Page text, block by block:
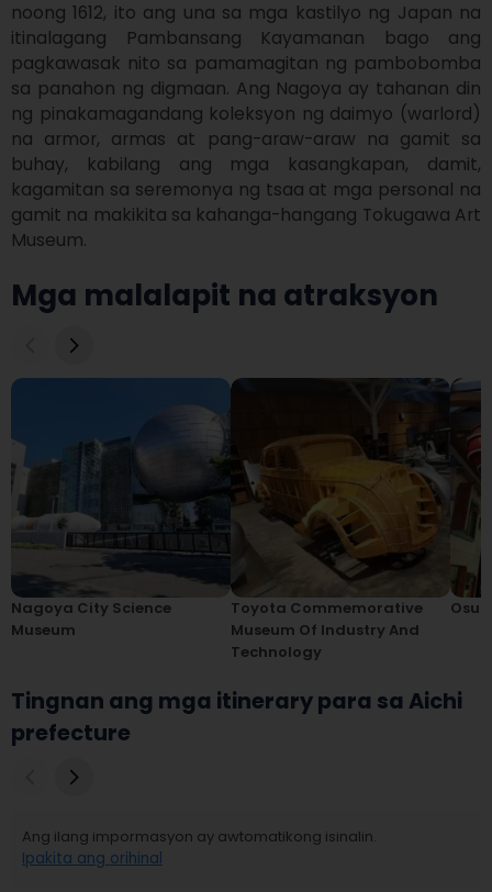
noong 1612, ito ang una sa mga kastilyo ng Japan na
itinalagang Pambansang Kayamanan bago ang
pagkawasak nito sa pamamagitan ng pambobomba
sa panahon ng digmaan. Ang Nagoya ay tahanan din
ng pinakamagandang koleksyon ng daimyo (warlord)
na armor, armas at pang-araw-araw na gamit sa
buhay, kabilang ang mga kasangkapan, damit,
kagamitan sa seremonya ng tsaa at mga personal na
gamit na makikita sa kahanga-hangang Tokugawa Art
Museum.
Mga malalapit na atraksyon
Nagoya City Science
Museum
Toyota Commemorative
Museum Of Industry And
Technology
Osu
Tingnan ang mga itinerary para sa Aichi
prefecture
Ang ilang impormasyon ay awtomatikong isinalin.
Ipakita ang orihinal